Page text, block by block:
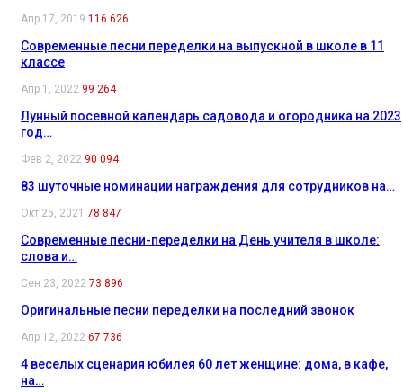
Апр 17, 2019 116 626
Современные песни переделки на выпускной в школе в 11
классе
Апр 1, 2022 99 264
Лунный посевной календарь садовода и огородника на 2023
год…
Фев 2, 2022 90 094
83 шуточные номинации награждения для сотрудников на…
Окт 25, 2021 78 847
Современные песни-переделки на День учителя в школе:
слова и…
Сен 23, 2022 73 896
Оригинальные песни переделки на последний звонок
Апр 12, 2022 67 736
4 веселых сценария юбилея 60 лет женщине: дома, в кафе,
на…